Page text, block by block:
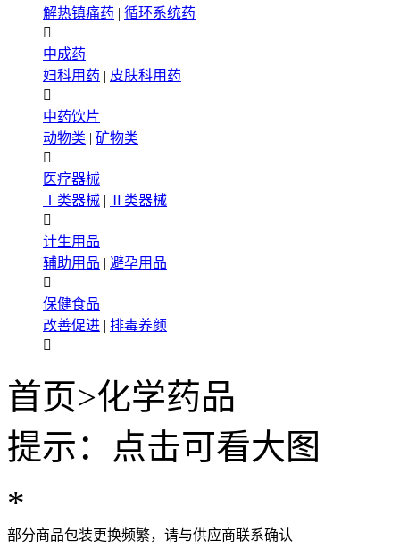
解热镇痛药 | 循环系统药

中成药
妇科用药 | 皮肤科用药

中药饮片
动物类 | 矿物类

医疗器械
Ⅰ类器械 |
Ⅱ类器械

计生用品
辅助用品 | 避孕用品

保健食品
改善促进 | 排毒养颜

首页>化学药品
提示：点击可看大图
*
部分商品包装更换频繁，请与供应商联系确认